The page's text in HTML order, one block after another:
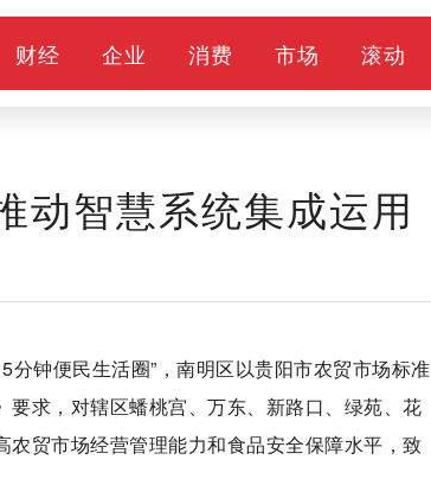
财经 企业 消费 市场 滚动
动智慧系统集成运用
分钟便民生活圈”，南明区以贵阳市农贸市场标准
求，对辖区蟠桃宫、万东、新路口、绿苑、花
贸市场经营管理能力和食品安全保障水平，致